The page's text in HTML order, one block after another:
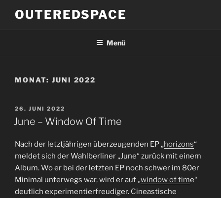
InhaltOUTEREDSPACE
Menü
MONAT: JUNI 2022
VERÖFFENTLICHT
AM
26. JUNI 2022
June – Window Of Time
Nach der letztjährigen überzeugenden EP „horizons“
meldet sich der Wahlberliner „June“ zurück mit einem
Album. Wo er bei der letzten EP noch schwer im 80er
Minimal unterwegs war, wird er auf „window of time“
deutlich experimentierfreudiger. Cineastische